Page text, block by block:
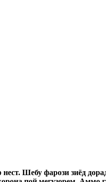
Шебу фарози зиёд